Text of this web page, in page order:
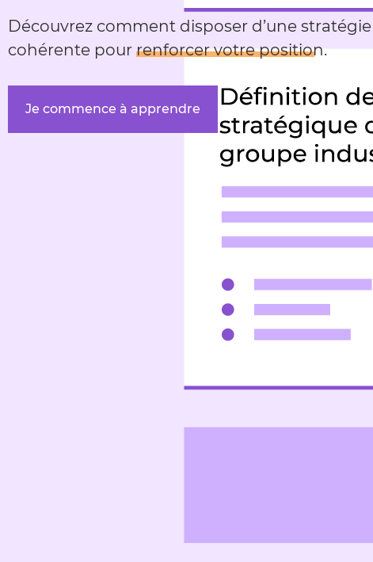
Découvrez comment disposer d’une
cohérente pour renforcer votre position.
Je commence à apprendre